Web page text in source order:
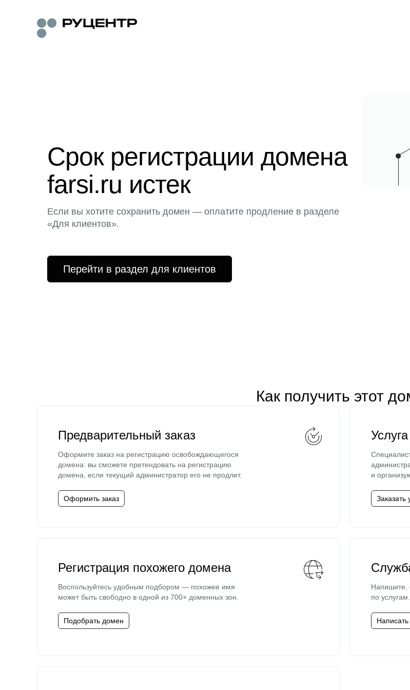
Срок регистрации домена
farsi.ru истек
Если вы хотите сохранить домен — оплатите продление в разделе
«Для клиентов».
Перейти в раздел для клиентов
Как получить этот
Предварительный заказ
Оформите заказ на регистрацию освобождающегося
домена: вы сможете претендовать на регистрацию
домена, если текущий администратор его не продлит.
Оформить заказ
и
Заказать
Регистрация похожего домена
Воспользуйтесь удобным подбором — похожее имя
может быть свободно в одной из 700+ доменных зон.
Подобрать домен
Напишите,
по услугам.
Написать